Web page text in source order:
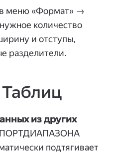
меню «Формат» →
количество
и отступы,
разделители.
из других
подтягивает